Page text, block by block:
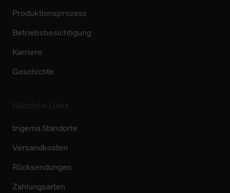
Produktionsprozess
Betriebsbesichtigung
Karriere
Geschichte
trigema Standorte
Versandkosten
Rücksendungen
Zahlungsarten